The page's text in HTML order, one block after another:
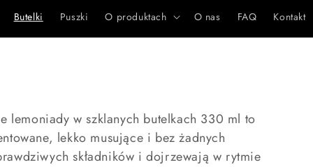
Butelki Puszki O produktach O nas FAQ Kontakt
lemoniady w szklanych butelkach 330 ml to
lekko musujące i bez żadnych
składników i dojrzewają w rytmie